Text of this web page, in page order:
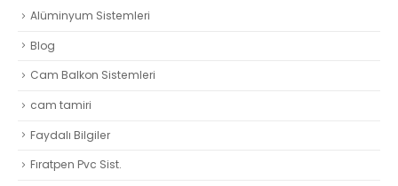
Alüminyum Sistemleri
Blog
Cam Balkon Sistemleri
cam tamiri
Faydalı Bilgiler
Fıratpen Pvc Sist.